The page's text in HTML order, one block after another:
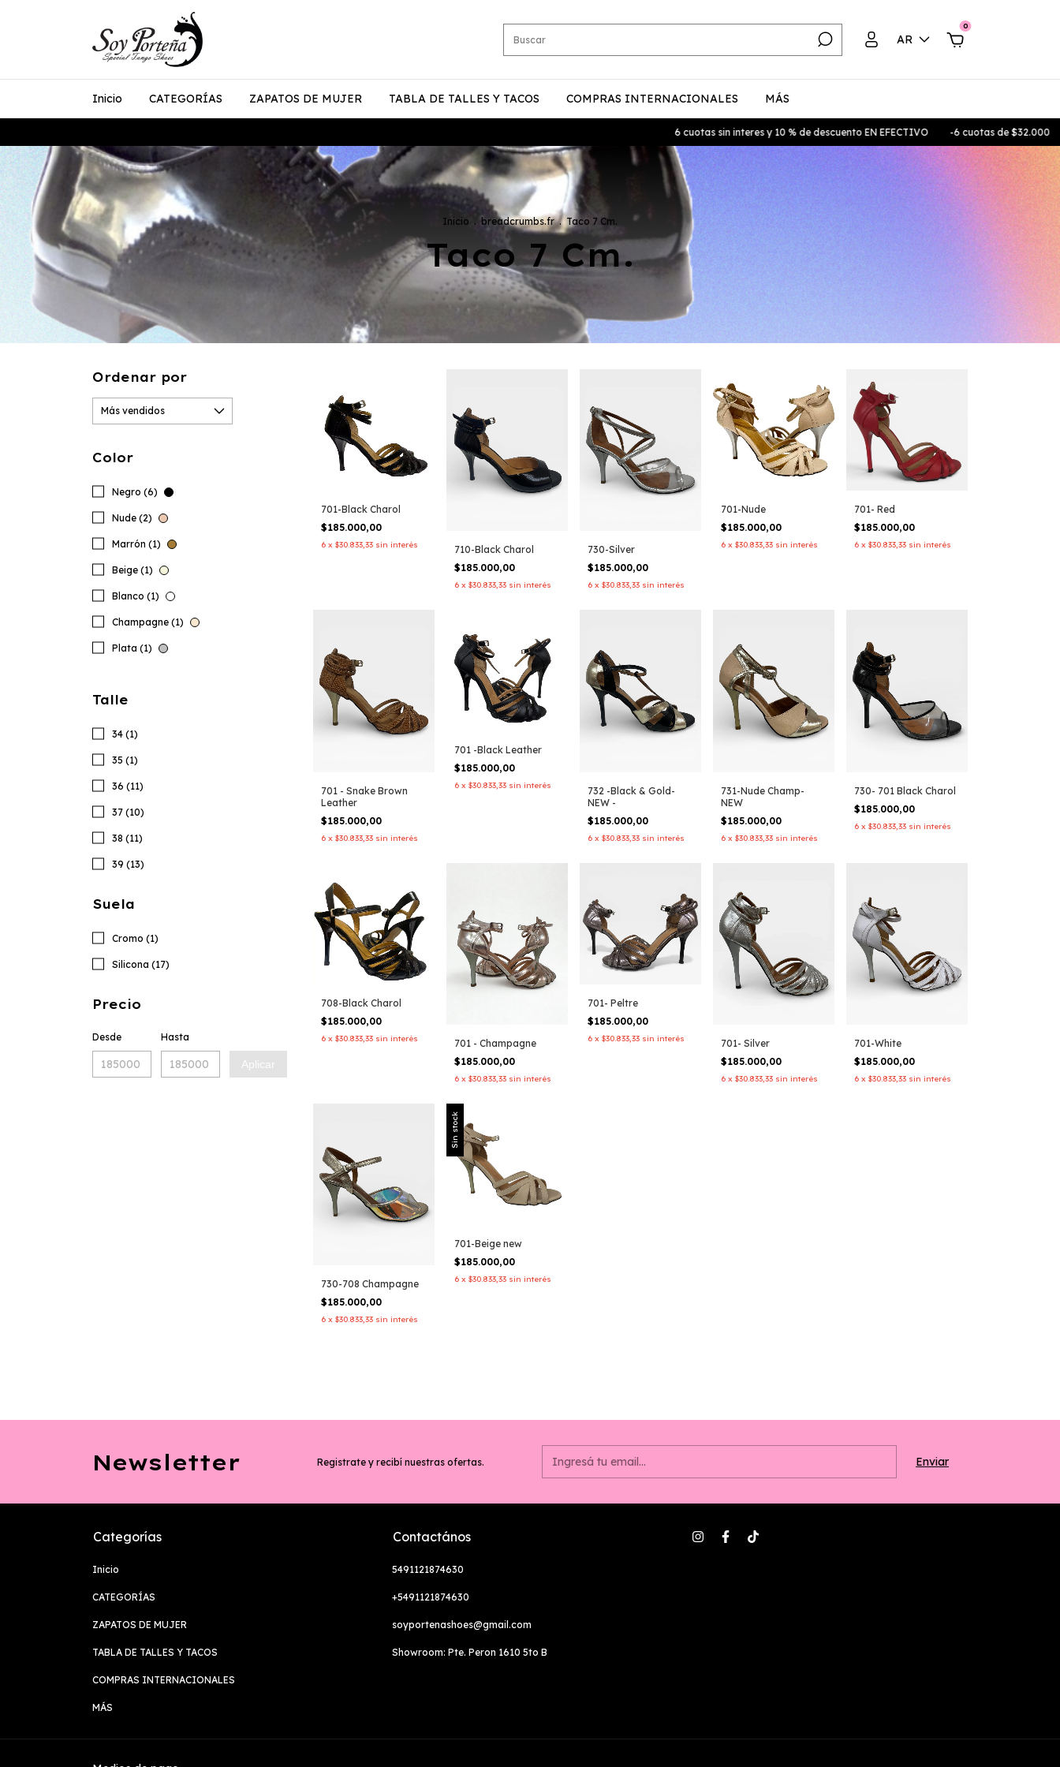
AR
0
Inicio CATEGORÍAS ZAPATOS DE MUJER TABLA DE TALLES Y TACOS COMPRAS INTERNACIONALES MÁS
6 cuotas sin interes y 10 % de descuento EN EFECTIVO -6 cuotas de $32.000 6
Inicio . breadcrumbs.fr . Taco 7 Cm.
Taco 7 Cm.
Ordenar por
Color
Negro (6)
Nude (2)
Marrón (1)
Beige (1)
Blanco (1)
Champagne (1)
Plata (1)
Talle
34 (1)
35 (1)
36 (11)
37 (10)
38 (11)
39 (13)
Suela
Cromo (1)
Silicona (17)
Precio
Desde Hasta
Aplicar
701-Black Charol
$185.000,00
6 x $30.833,33 sin interés
710-Black Charol
$185.000,00
6 x $30.833,33 sin interés
730-Silver
$185.000,00
6 x $30.833,33 sin interés
701-Nude
$185.000,00
6 x $30.833,33 sin interés
701- Red
$185.000,00
6 x $30.833,33 sin interés
701 - Snake Brown
Leather
$185.000,00
6 x $30.833,33 sin interés
701 -Black Leather
$185.000,00
6 x $30.833,33 sin interés
732 -Black & Gold-
NEW -
$185.000,00
6 x $30.833,33 sin interés
731-Nude Champ-
NEW
$185.000,00
6 x $30.833,33 sin interés
730- 701 Black Charol
$185.000,00
6 x $30.833,33 sin interés
708-Black Charol
$185.000,00
6 x $30.833,33 sin interés
701 - Champagne
$185.000,00
6 x $30.833,33 sin interés
701- Peltre
$185.000,00
6 x $30.833,33 sin interés
701- Silver
$185.000,00
6 x $30.833,33 sin interés
701-White
$185.000,00
6 x $30.833,33 sin interés
730-708 Champagne
$185.000,00
6 x $30.833,33 sin interés
Sin stock
701-Beige new
$185.000,00
6 x $30.833,33 sin interés
Newsletter Registrate y recibí nuestras ofertas.
Categorías
Inicio
CATEGORÍAS
ZAPATOS DE MUJER
TABLA DE TALLES Y TACOS
COMPRAS INTERNACIONALES
MÁS
Contactános
5491121874630
+5491121874630
soyportenashoes@gmail.com
Showroom: Pte. Peron 1610 5to B